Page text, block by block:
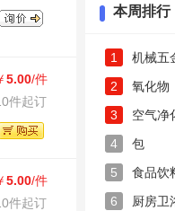
5.00/件
件起订
5.00/件
件起订
本周排行
1 机械五
2 氧化物
3 空气净
4 包
5 食品饮
6 厨房卫